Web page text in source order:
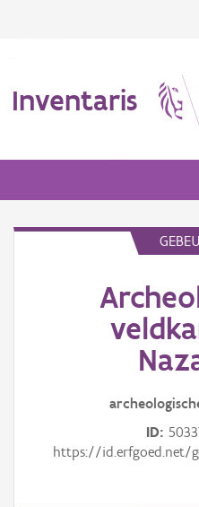
Inventaris
Aanduidingsobject
Persoon of collectief
ID
https://id.erfgoed.net/